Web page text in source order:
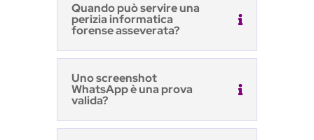
Quando può servire una
perizia informatica
forense asseverata?
Uno screenshot
WhatsApp è una prova
valida?